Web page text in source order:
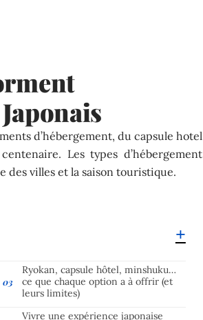
d’hébergement, du capsule hotel
Les types d’hébergement
des villes et la saison touristique.
Ryokan, capsule hôtel, minshuku…
ce que chaque option a à offrir (et
leurs limites)
Vivre une expérience japonaise